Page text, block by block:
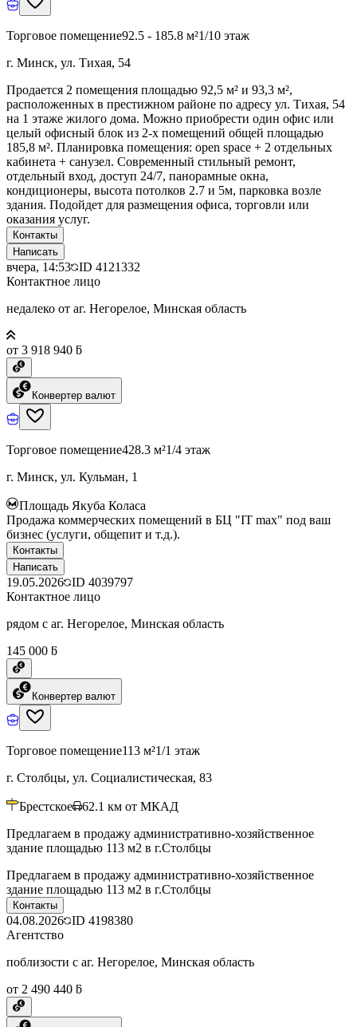
Торговое помещение92.5 - 185.8 м²1/10 этаж
г. Минск, ул. Тихая, 54
Продается 2 помещения площадью 92,5 м² и 93,3 м²,
расположенных в престижном районе по адресу ул. Тихая, 54
на 1 этаже жилого дома. Можно приобрести один офис или
целый офисный блок из 2-х помещений общей площадью
185,8 м². Планировка помещения: open space + 2 отдельных
кабинета + санузел. Современный стильный ремонт,
отдельный вход, доступ 24/7, панорамные окна,
кондиционеры, высота потолков 2.7 и 5м, парковка возле
здания. Подойдет для размещения офиса, торговли или
оказания услуг.
Контакты
Написать
вчера, 14:53 ID 4121332
Контактное лицо
недалеко от аг. Негорелое, Минская область
от 3 918 940 ƃ
Конвертер валют
Торговое помещение428.3 м²1/4 этаж
г. Минск, ул. Кульман, 1
Площадь Якуба Коласа
Продажа коммерческих помещений в БЦ "IT max" под ваш
бизнес (услуги, общепит и т.д.).
Контакты
Написать
19.05.2026 ID 4039797
Контактное лицо
рядом с аг. Негорелое, Минская область
145 000 ƃ
Конвертер валют
Торговое помещение113 м²1/1 этаж
г. Столбцы, ул. Социалистическая, 83
Брестское 62.1 км от МКАД
Предлагаем в продажу административно-хозяйственное
здание площадью 113 м2 в г.Столбцы
Предлагаем в продажу административно-хозяйственное
здание площадью 113 м2 в г.Столбцы
Контакты
04.08.2026 ID 4198380
Агентство
поблизости с аг. Негорелое, Минская область
от 2 490 440 ƃ